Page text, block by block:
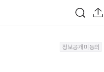
정보공개 미동의